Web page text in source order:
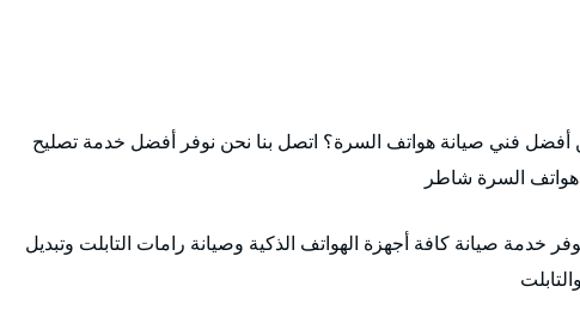
فني صيانة هواتف السرة؟ اتصل بنا نحن نوفر أفضل خدمة تصليح
هواتف السرة شاطر
خدمة صيانة كافة أجهزة الهواتف الذكية وصيانة رامات التابلت وتبديل